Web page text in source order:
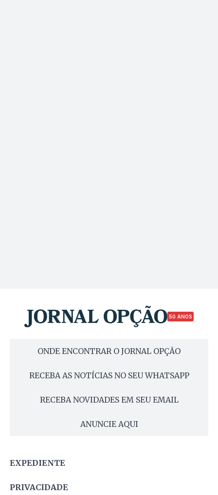
50 ANOS
ONDE ENCONTRAR O JORNAL OPÇÃO
RECEBA AS NOTÍCIAS NO SEU WHATSAPP
RECEBA NOVIDADES EM SEU EMAIL
ANUNCIE AQUI
EXPEDIENTE
PRIVACIDADE